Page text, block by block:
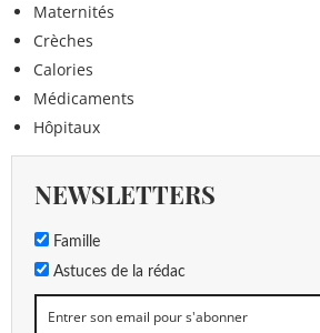
Maternités
Crèches
Calories
Médicaments
Hôpitaux
NEWSLETTERS
Famille
Astuces de la rédac